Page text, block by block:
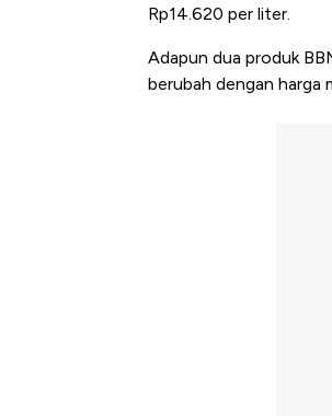
Rp14.620 per liter.
Adapun dua produk
berubah dengan harga